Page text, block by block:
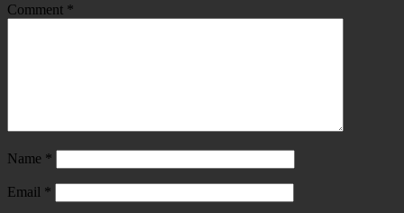
Comment *
Name *
Email *